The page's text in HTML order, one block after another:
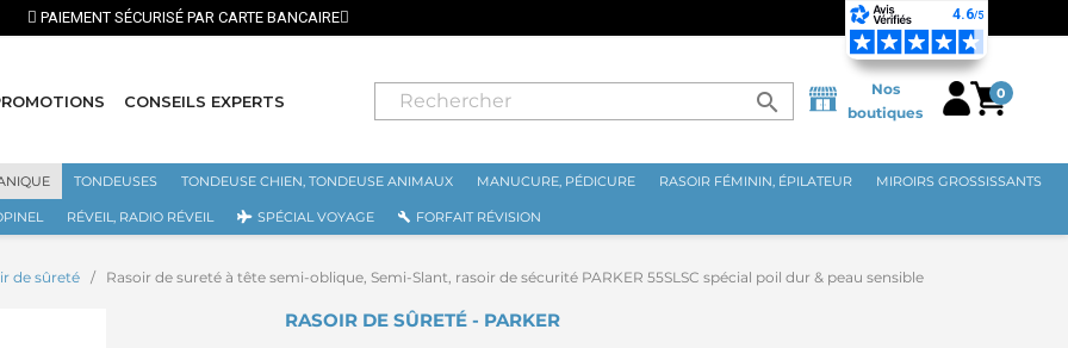
⭐ LIVRAISON GRATUITE EN FRANCE MÉTROPOLITAINE DÈS 70€ ⭐
CONSEILS EXPERTS search
Nos
boutiques
0
TONDEUSES TONDEUSE CHIEN, TONDEUSE ANIMAUX MANUCURE, PÉDICURE RASOIR FÉMININ, ÉPILATEUR MIROIRS GROSSISSANTS
RÉVEIL, RADIO RÉVEIL SPÉCIAL VOYAGE FORFAIT RÉVISION
de sûreté Rasoir de sureté à tête semi-oblique, Semi-Slant, rasoir de sécurité PARKER 55SLSC spécial poil dur & peau sensible
RASOIR DE SÛRETÉ - PARKER